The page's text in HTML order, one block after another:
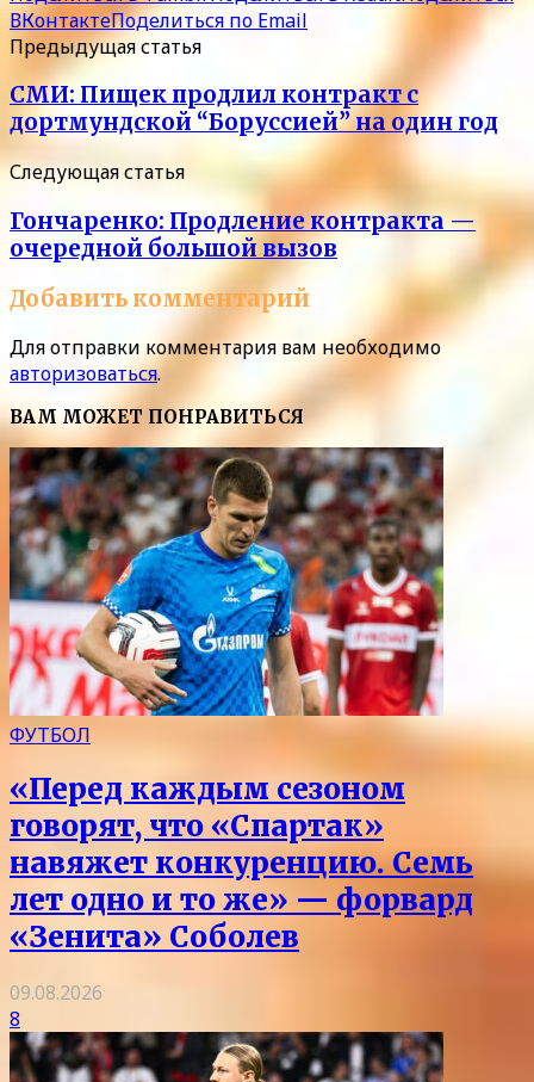
ВКонтактеПоделиться по Email
Предыдущая статья
СМИ: Пищек продлил контракт с
дортмундской “Боруссией” на один год
Следующая статья
Гончаренко: Продление контракта —
очередной большой вызов
Добавить комментарий
Для отправки комментария вам необходимо
авторизоваться.
ВАМ МОЖЕТ ПОНРАВИТЬСЯ
ФУТБОЛ
«Перед каждым сезоном
говорят, что «Спартак»
навяжет конкуренцию. Семь
лет одно и то же» — форвард
«Зенита» Соболев
09.08.2026
8